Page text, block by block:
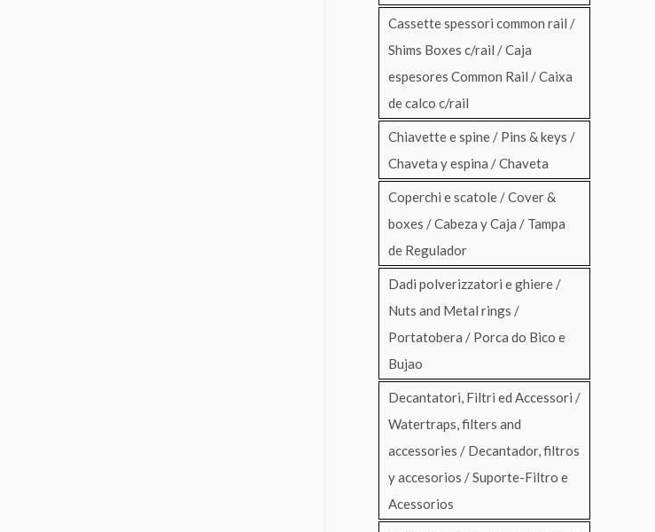
Cassette spessori common rail /
Shims Boxes c/rail / Caja
espesores Common Rail / Caixa
de calco c/rail
Chiavette e spine / Pins & keys /
Chaveta y espina / Chaveta
Coperchi e scatole / Cover &
boxes / Cabeza y Caja / Tampa
de Regulador
Dadi polverizzatori e ghiere /
Nuts and Metal rings /
Portatobera / Porca do Bico e
Bujao
Decantatori, Filtri ed Accessori /
Watertraps, filters and
accessories / Decantador, filtros
y accesorios / Suporte-Filtro e
Acessorios